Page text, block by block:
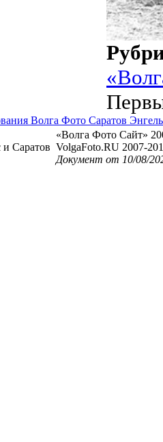
Волга Фото Саратов
и Саратов
«Волга Фото Сайт»
VolgaFoto.RU 2007-
Документ от 10/08/